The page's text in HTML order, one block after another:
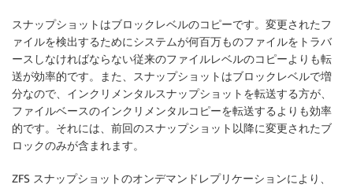
スナップショットはブロックレベルのコピーです。変更されたフ
ァイルを検出するためにシステムが何百万ものファイルをトラバ
ースしなければならない従来のファイルレベルのコピーよりも転
送が効率的です。また、スナップショットはブロックレベルで増
分なので、インクリメンタルスナップショットを転送する方が、
ファイルベースのインクリメンタルコピーを転送するよりも効率
的です。それには、前回のスナップショット以降に変更されたブ
ロックのみが含まれます。
ZFS スナップショットのオンデマンドレプリケーションにより、